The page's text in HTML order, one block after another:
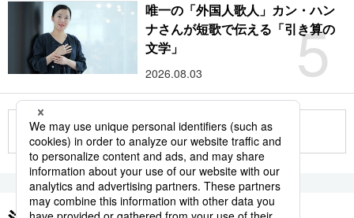
5
唯一の「外国人歌人」カン・ハン
ナさんが短歌で伝える「引き算の
文学」
2026.08.03
もっと見る